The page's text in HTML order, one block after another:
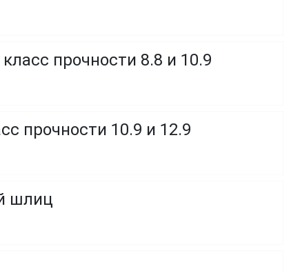
прочности 8.8 и 10.9
прочности 10.9 и 12.9
шлиц